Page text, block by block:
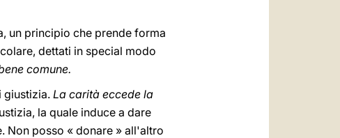
un principio che prende forma
dettati in special modo
comune.
giustizia. La carità eccede la
la quale induce a dare
Non posso « donare » all'altro